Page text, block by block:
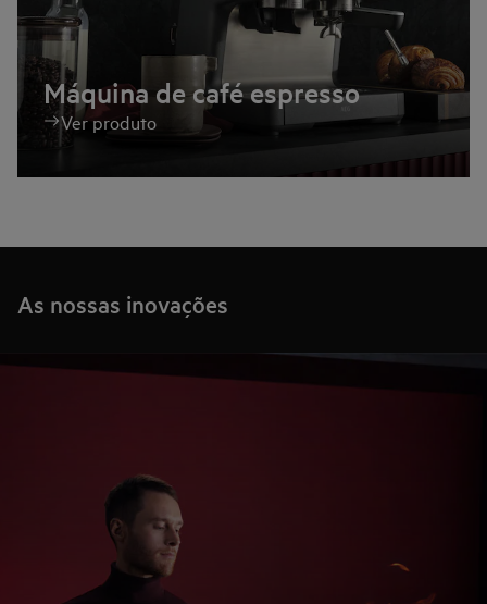
Máquina de café espresso
Ver produto
As nossas inovações